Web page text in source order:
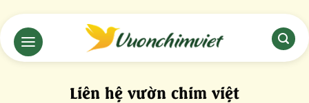
đến
nội
dung
Liên hệ vườn chim việt